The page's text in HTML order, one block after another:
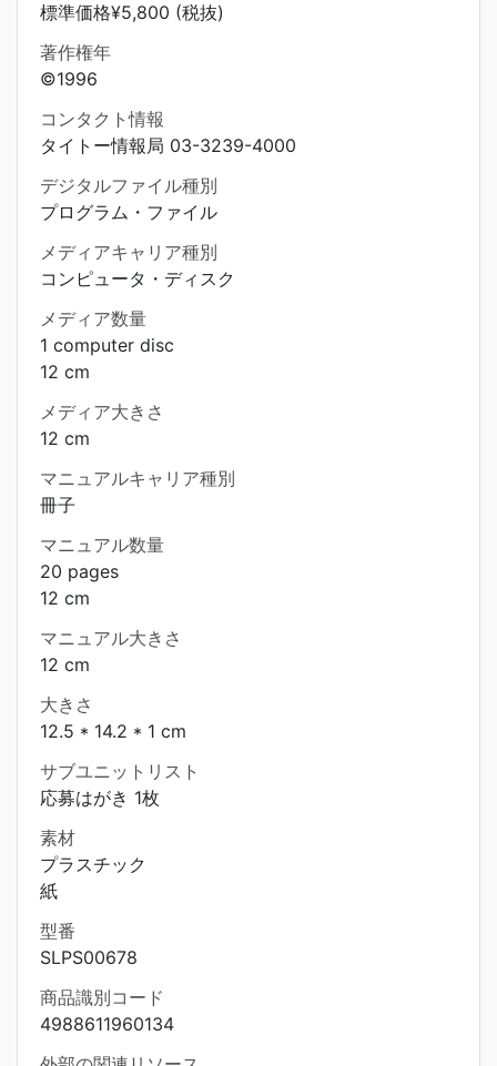
標準価格¥5,800 (税抜)
著作権年
©1996
コンタクト情報
タイトー情報局 03-3239-4000
デジタルファイル種別
プログラム・ファイル
メディアキャリア種別
コンピュータ・ディスク
メディア数量
1 computer disc
12 cm
メディア大きさ
12 cm
マニュアルキャリア種別
冊子
マニュアル数量
20 pages
12 cm
マニュアル大きさ
12 cm
大きさ
12.5 * 14.2 * 1 cm
サブユニットリスト
応募はがき 1枚
素材
プラスチック
紙
型番
SLPS00678
商品識別コード
4988611960134